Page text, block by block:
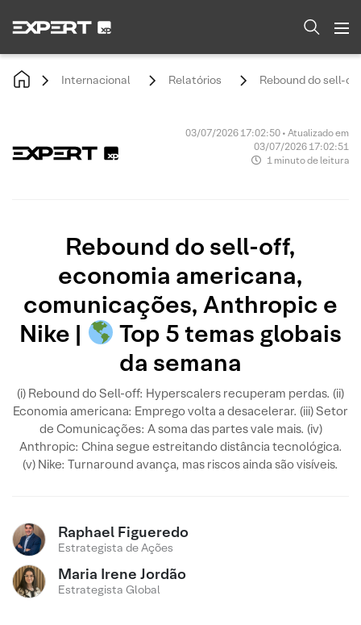
Internacional Relatórios Rebound do sell-
03/07/2026 17:02:50 • Atualizado em
03/07/2026 17:02:51
1 minuto de leitura
Rebound do sell-off,
economia americana,
comunicações, Anthropic e
Nike |
Top 5 temas globais
da semana
(i) Rebound do Sell-off: Hyperscalers recuperam perdas. (ii)
Economia americana: Emprego volta a desacelerar. (iii) Setor
de Comunicações: A soma das partes vale mais. (iv)
Anthropic: China segue estreitando distância tecnológica.
(v) Nike: Turnaround avança, mas riscos ainda são visíveis.
Raphael Figueredo
Estrategista de Ações
Maria Irene Jordão
Estrategista Global